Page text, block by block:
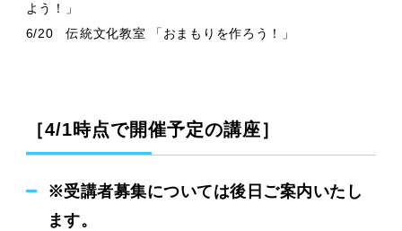
よう！」
6/20 伝統文化教室 「おまもりを作ろう！」
［4/1時点で開催予定の講座］
※受講者募集については後日ご案内いたし
ます。